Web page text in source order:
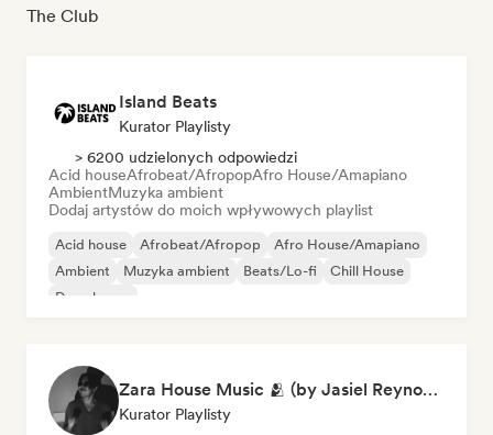
The Club
Island Beats
Kurator Playlisty
> 6200 udzielonych odpowiedzi
Acid houseAfrobeat/AfropopAfro House/Amapiano
AmbientMuzyka ambient
Dodaj artystów do moich wpływowych playlist
Acid house Afrobeat/Afropop
Afro House/Amapiano
Ambient
Muzyka ambient Beats/Lo-fi
Chill House
Deep house
Zara House Music 🫂 (by Jasiel Reynoso)
Kurator Playlisty